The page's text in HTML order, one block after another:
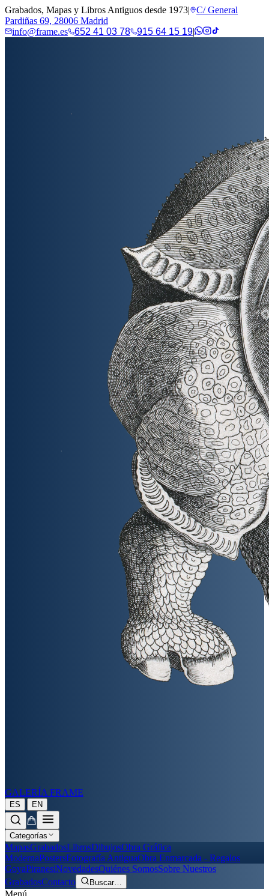
Grabados, Mapas y Libros Antiguos desde 1973|
C/ General
Pardiñas 69, 28006 Madrid
info@frame.es
652 41 03 78 915 64 15 19|
GALERÍA FRAME
ES | EN
Categorías
MapasGrabadosLibrosDibujosObra Gráfica
ModernaPostersFotografía AntiguaObra Enmarcada - Regalos
GoyaPiranesiNovedadesQuiénes SomosSobre Nuestros
GrabadosContacto Buscar…
Menú